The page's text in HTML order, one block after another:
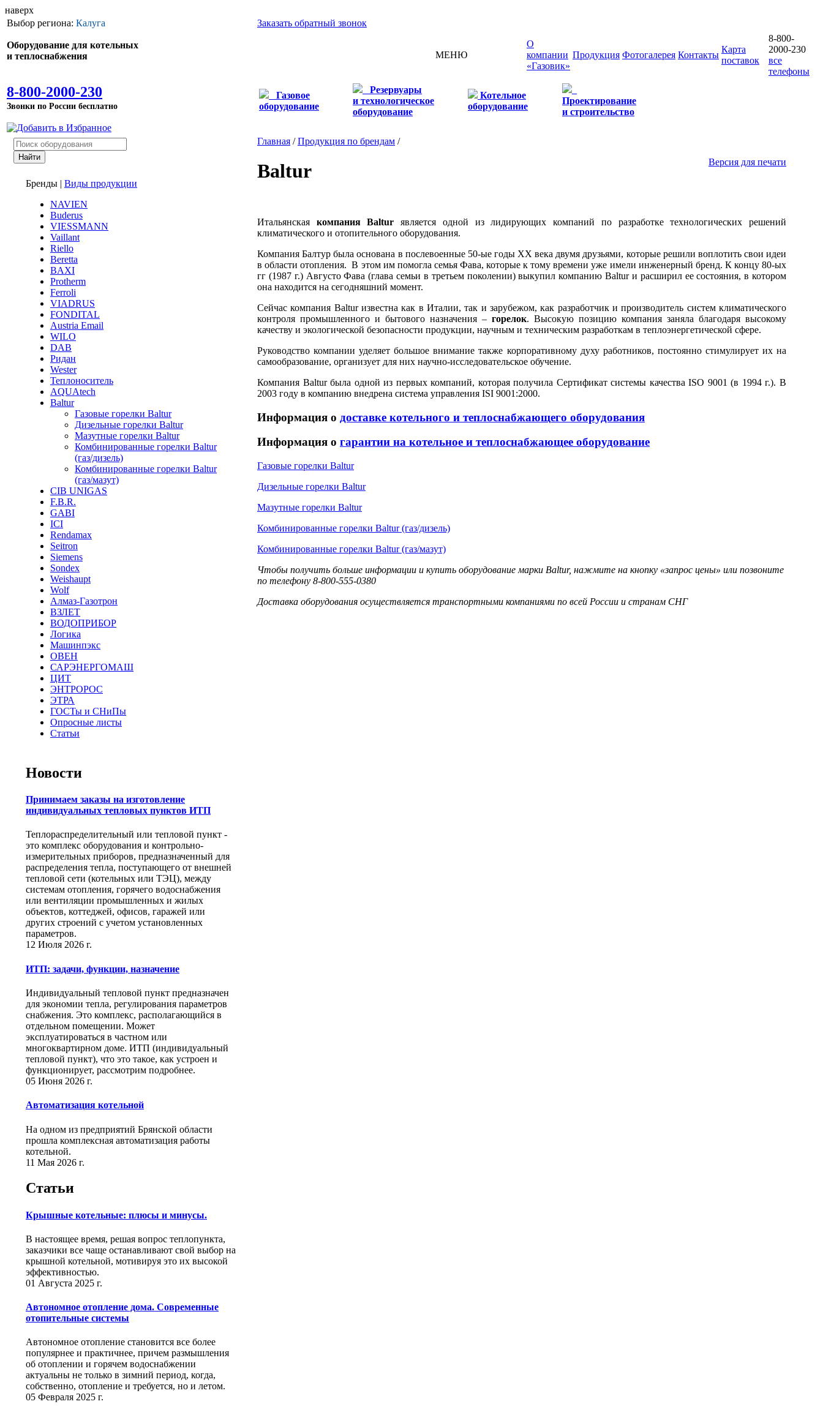
наверх
Выбор региона: Калуга
Оборудование для котельных
и теплоснабжения
8-800-2000-230
Звонки по России бесплатно
Заказать обратный звонок
МЕНЮ
О
компании
«Газовик»
Продукция Фотогалерея Контакты
Карта
поставок
8-800-
2000-230
все
телефоны
Газовое
оборудование
Резервуары
и технологическое
оборудование
Котельное
оборудование
Проектирование
и строительство
Бренды | Виды продукции
NAVIEN
Buderus
VIESSMANN
Vaillant
Riello
Beretta
BAXI
Protherm
Ferroli
VIADRUS
FONDITAL
Austria Email
WILO
DAB
Ридан
Wester
Теплоноситель
AQUAtech
Baltur
Газовые горелки Baltur
Дизельные горелки Baltur
Мазутные горелки Baltur
Комбинированные горелки Baltur
(газ/дизель)
Комбинированные горелки Baltur
(газ/мазут)
CIB UNIGAS
F.B.R.
GABI
ICI
Rendamax
Seitron
Siemens
Sondex
Weishaupt
Wolf
Алмаз-Газотрон
ВЗЛЕТ
ВОДОПРИБОР
Логика
Машинпэкс
ОВЕН
САРЭНЕРГОМАШ
ЦИТ
ЭНТРОРОС
ЭТРА
ГОСТы и СНиПы
Опросные листы
Статьи
Новости
Принимаем заказы на изготовление
индивидуальных тепловых пунктов ИТП
Теплораспределительный или тепловой пункт -
это комплекс оборудования и контрольно-
измерительных приборов, предназначенный для
распределения тепла, поступающего от внешней
тепловой сети (котельных или ТЭЦ), между
системам отопления, горячего водоснабжения
или вентиляции промышленных и жилых
объектов, коттеджей, офисов, гаражей или
других строений с учетом установленных
параметров.
12 Июля 2026 г.
ИТП: задачи, функции, назначение
Индивидуальный тепловой пункт предназначен
для экономии тепла, регулирования параметров
снабжения. Это комплекс, располагающийся в
отдельном помещении. Может
эксплуатироваться в частном или
многоквартирном доме. ИТП (индивидуальный
тепловой пункт), что это такое, как устроен и
функционирует, рассмотрим подробнее.
05 Июня 2026 г.
Автоматизация котельной
На одном из предприятий Брянской области
прошла комплексная автоматизация работы
котельной.
11 Мая 2026 г.
Статьи
Крышные котельные: плюсы и минусы.
В настоящее время, решая вопрос теплопункта,
заказчики все чаще останавливают свой выбор на
крышной котельной, мотивируя это их высокой
эффективностью.
01 Августа 2025 г.
Автономное отопление дома. Современные
отопительные системы
Автономное отопление становится все более
популярнее и практичнее, причем размышления
об отоплении и горячем водоснабжении
актуальны не только в зимний период, когда,
собственно, отопление и требуется, но и летом.
05 Февраля 2025 г.
Главная /Продукция по брендам /
Версия для печати
Baltur
Итальянская компания Baltur является одной из лидирующих компаний по разработке технологических решений
климатического и отопительного оборудования.
Компания Балтур была основана в послевоенные 50-ые годы XX века двумя друзьями, которые решили воплотить свои идеи
в области отопления. В этом им помогла семья Фава, которые к тому времени уже имели инженерный бренд. К концу 80-ых
гг (1987 г.) Августо Фава (глава семьи в третьем поколении) выкупил компанию Baltur и расширил ее состояния, в котором
она находится на сегодняшний момент.
Сейчас компания Baltur известна как в Италии, так и зарубежом, как разработчик и производитель систем климатического
контроля промышленного и бытового назначения – горелок. Высокую позицию компания заняла благодаря высокому
качеству и экологической безопасности продукции, научным и техническим разработкам в теплоэнергетической сфере.
Руководство компании уделяет большое внимание также корпоративному духу работников, постоянно стимулирует их на
самообразование, организует для них научно-исследовательское обучение.
Компания Baltur была одной из первых компаний, которая получила Сертификат системы качества ISO 9001 (в 1994 г.). В
2003 году в компанию внедрена система управления ISI 9001:2000.
Информация о доставке котельного и теплоснабжающего оборудования
Информация о гарантии на котельное и теплоснабжающее оборудование
Газовые горелки Baltur
Дизельные горелки Baltur
Мазутные горелки Baltur
Комбинированные горелки Baltur (газ/дизель)
Комбинированные горелки Baltur (газ/мазут)
Чтобы получить больше информации и купить оборудование марки Baltur, нажмите на кнопку «запрос цены» или позвоните
по телефону 8-800-555-0380
Доставка оборудования осуществляется транспортными компаниями по всей России и странам СНГ